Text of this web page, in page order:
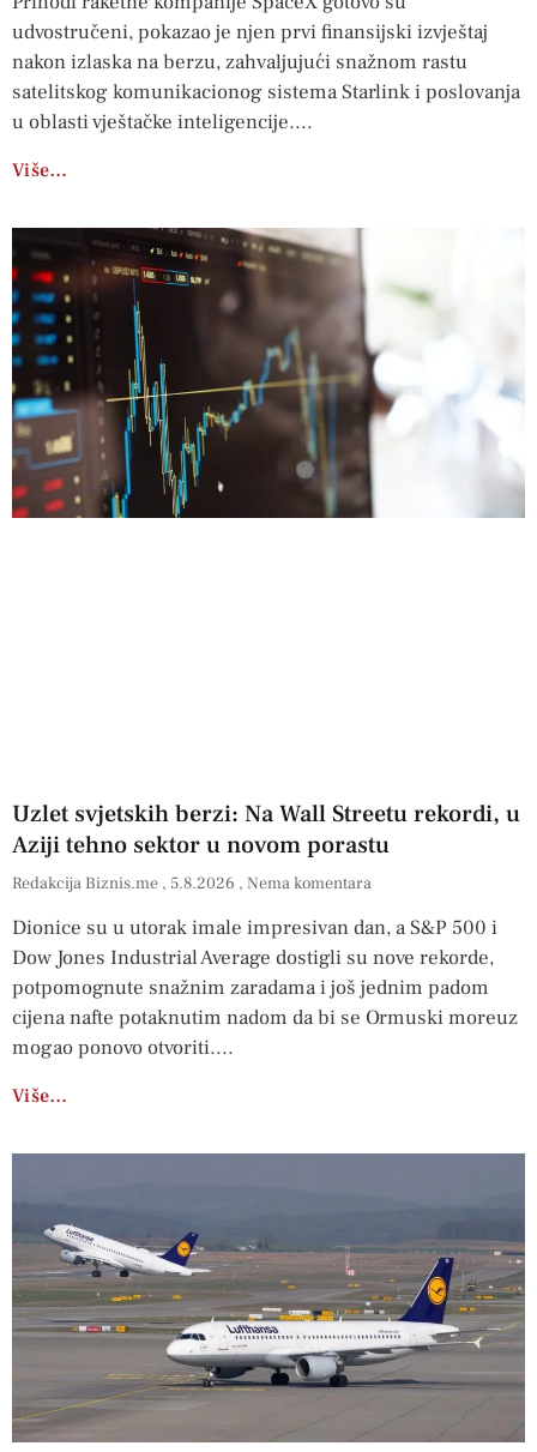
udvostručeni, pokazao je njen prvi finansijski izvještaj
nakon izlaska na berzu, zahvaljujući snažnom rastu
satelitskog komunikacionog sistema Starlink i poslovanja
u oblasti vještačke inteligencije.
Više…
Uzlet svjetskih berzi: Na Wall Streetu rekordi, u
Aziji tehno sektor u novom porastu
Redakcija Biznis.me 5.8.2026 Nema komentara
Dionice su u utorak imale impresivan dan, a S&P 500 i
Dow Jones Industrial Average dostigli su nove rekorde,
potpomognute snažnim zaradama i još jednim padom
cijena nafte potaknutim nadom da bi se Ormuski moreuz
mogao ponovo otvoriti.
Više…